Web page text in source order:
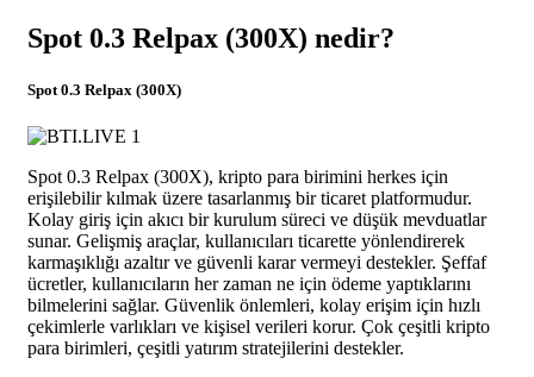
Spot 0.3 Relpax (300X) nedir?
Spot 0.3 Relpax (300X)
Spot 0.3 Relpax (300X), kripto para birimini herkes için
erişilebilir kılmak üzere tasarlanmış bir ticaret platformudur.
Kolay giriş için akıcı bir kurulum süreci ve düşük mevduatlar
sunar. Gelişmiş araçlar, kullanıcıları ticarette yönlendirerek
karmaşıklığı azaltır ve güvenli karar vermeyi destekler. Şeffaf
ücretler, kullanıcıların her zaman ne için ödeme yaptıklarını
bilmelerini sağlar. Güvenlik önlemleri, kolay erişim için hızlı
çekimlerle varlıkları ve kişisel verileri korur. Çok çeşitli kripto
para birimleri, çeşitli yatırım stratejilerini destekler.